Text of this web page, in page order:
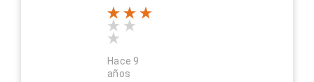
Hace 9
años